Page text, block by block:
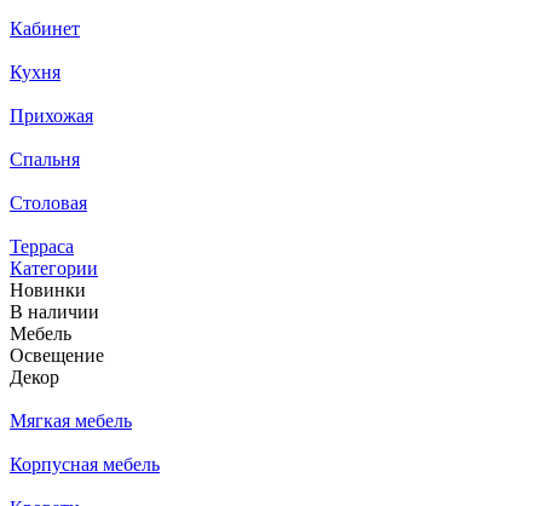
Кабинет
Кухня
Прихожая
Спальня
Столовая
Терраса
Категории
Новинки
В наличии
Мебель
Освещение
Декор
Мягкая мебель
Корпусная мебель